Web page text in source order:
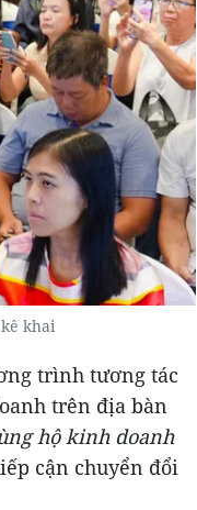
khai
trình tương tác
trên địa bàn
hộ kinh doanh
cận chuyển đổi